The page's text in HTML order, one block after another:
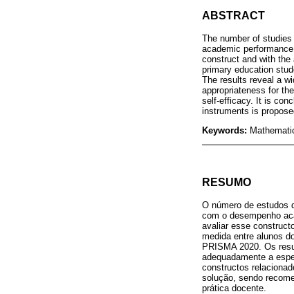
ABSTRACT
The number of
academic
construct and with the
primary education
The results reveal a
appropriateness for
self-efficacy. It is
instruments is
Keywords:
RESUMO
O número de estudos
com o desempenho
avaliar esse
medida entre alunos
PRISMA 2020. Os
adequadamente a
constructos
solução, sendo
prática docente.